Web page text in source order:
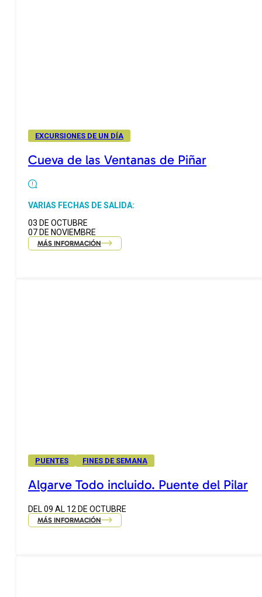
EXCURSIONES DE UN DÍA
Cueva de las Ventanas de Piñar
VARIAS FECHAS DE SALIDA:
03 DE OCTUBRE
07 DE NOVIEMBRE
MÁS INFORMACIÓN
PUENTES FINES DE SEMANA
Algarve Todo incluido. Puente del Pilar
DEL 09 AL 12 DE OCTUBRE
MÁS INFORMACIÓN